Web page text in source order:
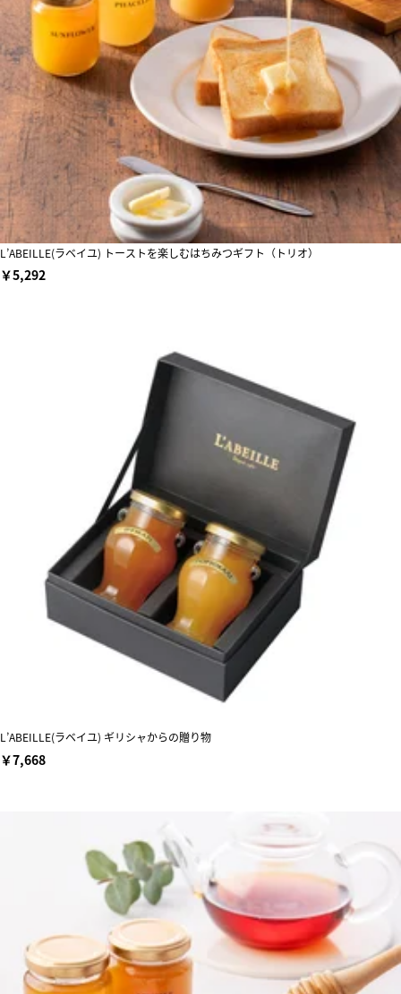
L’ABEILLE(ラベイユ) トーストを楽しむはちみつギフト（トリオ）
￥5,292
L’ABEILLE(ラベイユ) ギリシャからの贈り物
￥7,668